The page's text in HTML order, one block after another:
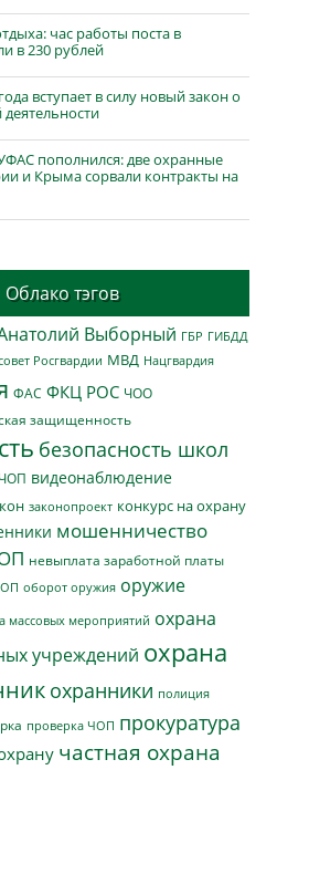
час работы поста в
в 230 рублей
вступает в силу новый закон о
пополнился: две охранные
и Крыма сорвали контракты на
Облако тэгов
Выборный ГБР ГИБДД
Росгвардии МВД Нацгвардия
ФАС ФКЦ РОС ЧОО
защищенность
безопасность школ
видеонаблюдение
законопроект конкурс на охрану
мошенничество
невыплата заработной платы
оборот оружия оружие
массовых мероприятий охрана
учреждений охрана
охранники полиция
проверка ЧОП прокуратура
частная охрана